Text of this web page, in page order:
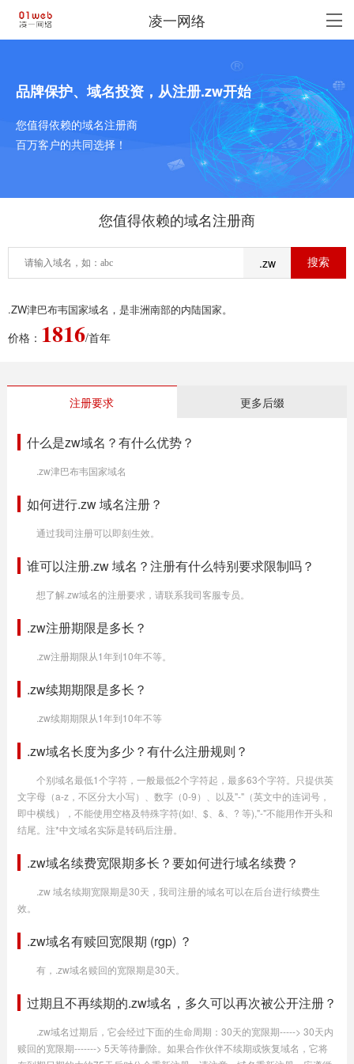
凌一网络
品牌保护、域名投资，从注册.zw开始
您值得依赖的域名注册商
百万客户的共同选择！
您值得依赖的域名注册商
.zw
.ZW津巴布韦国家域名，是非洲南部的内陆国家。
价格： 1816/首年
注册要求 更多后缀
什么是zw域名？有什么优势？
.zw津巴布韦国家域名
如何进行.zw 域名注册？
通过我司注册可以即刻生效。
谁可以注册.zw 域名？注册有什么特别要求限制吗？
想了解.zw域名的注册要求，请联系我司客服专员。
.zw注册期限是多长？
.zw注册期限从1年到10年不等。
.zw续期期限是多长？
.zw续期期限从1年到10年不等
.zw域名长度为多少？有什么注册规则？
个别域名最低1个字符，一般最低2个字符起，最多63个字符。只提供英
文字母（a-z，不区分大小写）、数字（0-9）、以及"-"（英文中的连词号，
即中横线），不能使用空格及特殊字符(如!、$、&、? 等),"-"不能用作开头和
结尾。注*中文域名实际是转码后注册。
.zw域名续费宽限期多长？要如何进行域名续费？
.zw 域名续期宽限期是30天，我司注册的域名可以在后台进行续费生
效。
.zw域名有赎回宽限期 (rgp) ？
有，.zw域名赎回的宽限期是30天。
过期且不再续期的.zw域名，多久可以再次被公开注册？
.zw域名过期后，它会经过下面的生命周期：30天的宽限期-----> 30天内
赎回的宽限期-------> 5天等待删除。如果合作伙伴不续期或恢复域名，它将